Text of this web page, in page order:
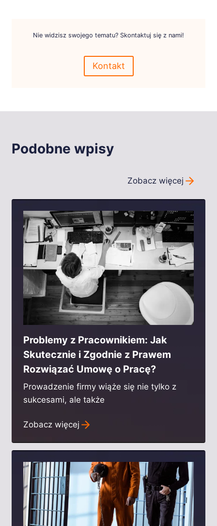
Nie widzisz swojego tematu? Skontaktuj się z nami!
Kontakt
Podobne wpisy
Zobacz więcej
Problemy z Pracownikiem: Jak
Skutecznie i Zgodnie z Prawem
Rozwiązać Umowę o Pracę?
Prowadzenie firmy wiąże się nie tylko z
sukcesami, ale także
Zobacz więcej